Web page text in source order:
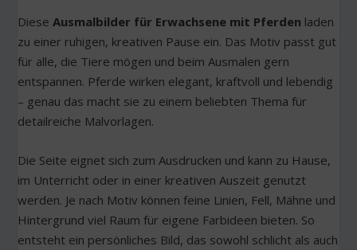
DieseAusmalbilder für Erwachsene mit Pferden laden
zu einer ruhigen, kreativen Pause ein. Das Motiv passt gut
für alle, die Tiere mögen und beim Ausmalen gern
entspannen. Pferde wirken elegant, kraftvoll und lebendig
– genau das macht sie zu einem beliebten Thema für
detailreiche Malvorlagen.
Die Seite eignet sich zum Ausdrucken und kann zu Hause,
im Unterricht oder in einer kreativen Auszeit genutzt
werden. Je nach Motiv können feine Linien, Fell, Mähne und
Hintergrund viel Raum für eigene Farbideen bieten. So
entsteht ein persönliches Bild, das sowohl schlicht als auch